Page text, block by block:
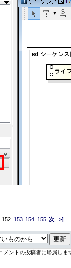
152 153 154 155 次 >]
メントの投稿者に帰属しま